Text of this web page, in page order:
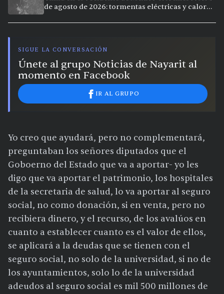
de agosto de 2026: tormentas eléctricas y calor
SIGUE LA CONVERSACIÓN
Únete al grupo Noticias de Nayarit al
momento en Facebook
IR AL GRUPO
Yo creo que ayudará, pero no complementará,
preguntaban los señores diputados que el
Goboerno del Estado que va a aportar- yo les
digo que va aportar el patrimonio, los hospitales
de la secretaria de salud, lo va aportar al seguro
social, no como donación, si en venta, pero no
recibiera dinero, y el recurso, de los avalúos en
cuanto a establecer cuanto es el valor de ellos,
se aplicará a la deudas que se tienen con el
seguro social, no solo de la universidad, si no de
los ayuntamientos, solo lo de la universidad
adeudos al seguro social es mil 500 millones de